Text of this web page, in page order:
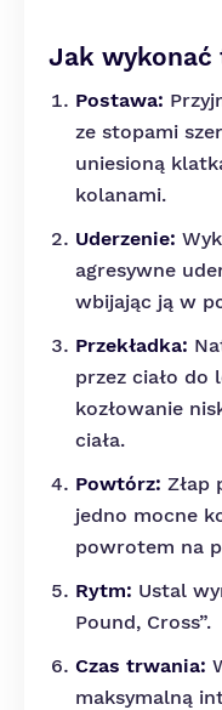
Jak wykonać
Postawa:
ze stopami
uniesioną
kolanami.
Uderzenie:
agresywne
wbijając ją w
Przekładka:
przez ciało do
kozłowanie
ciała.
Powtórz: Złap
jedno mocne
powrotem na
Rytm: Ustal
Pound, Cross”.
Czas trwania:
maksymalną